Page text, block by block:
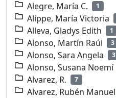
Alegre, María C. 1
Alippe, María Victoria
Alleva, Gladys Edith 1
Alonso, Martín Raúl 3
Alonso, Sara Angela 3
Alonso, Susana Noemí
Alvarez, R. 7
Alvarez, Rubén Manuel